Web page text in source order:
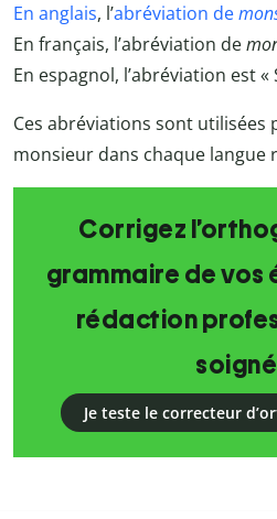
En anglais, l’abréviation de
En français, l’abréviation de
En espagnol, l’abréviation est «
Ces abréviations sont
monsieur dans chaque langue
Corrigez
grammaire de vos
rédaction
Je teste le correcteur